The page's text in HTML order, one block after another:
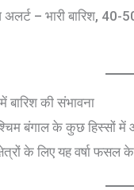
– भारी बारिश, 40-
बारिश की संभावना
बंगाल के कुछ हिस्सों
के लिए यह वर्षा फसल